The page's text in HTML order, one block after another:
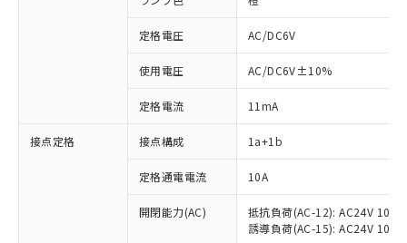
定格電圧 AC/DC6V
使用電圧 AC/DC6V±10%
定格電流 11mA
接点定格 接点構成 1a+1b
定格通電電流 10A
開閉能力(AC)
抵抗負荷(AC-12): AC24V 10A/
誘導負荷(AC-15): AC24V
ご利用条件
ご利用ください。
非含有に対応した製品が提供可能な商品で
有に対応した製品に切り替える予定のある
対応予定なし：EU RoHS指令（10物質）の
非含有に非対応の商品で、対応品を出す予
定はありません。
調査・確認中：EU RoHS指令（10物質）の